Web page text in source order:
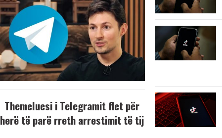
Themeluesi i Telegramit flet për
herë të parë rreth arrestimit të tij